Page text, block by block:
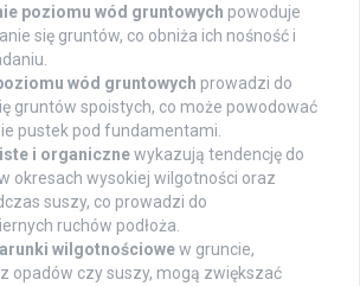
poziomu wód gruntowych powoduje
się gruntów, co obniża ich nośność i
wód gruntowych prowadzi do
gruntów spoistych, co może powodować
pustek pod fundamentami.
i organicznewykazują tendencję do
okresach wysokiej wilgotności oraz
suszy, co prowadzi do
ruchów podłoża.
wilgotnościowew gruncie,
opadów czy suszy, mogą zwiększać